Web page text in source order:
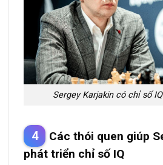
Sergey Karjakin có chỉ số
Các thói quen giúp
phát triển chỉ số IQ